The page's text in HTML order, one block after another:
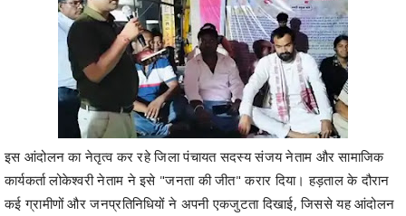
इस आंदोलन का नेतृत्व कर रहे जिला पंचायत सदस्य संजय नेताम और सामाजिक
कार्यकर्ता लोकेश्वरी नेताम ने इसे "जनता की जीत" करार दिया। हड़ताल के दौरान
कई ग्रामीणों और जनप्रतिनिधियों ने अपनी एकजुटता दिखाई, जिससे यह आंदोलन